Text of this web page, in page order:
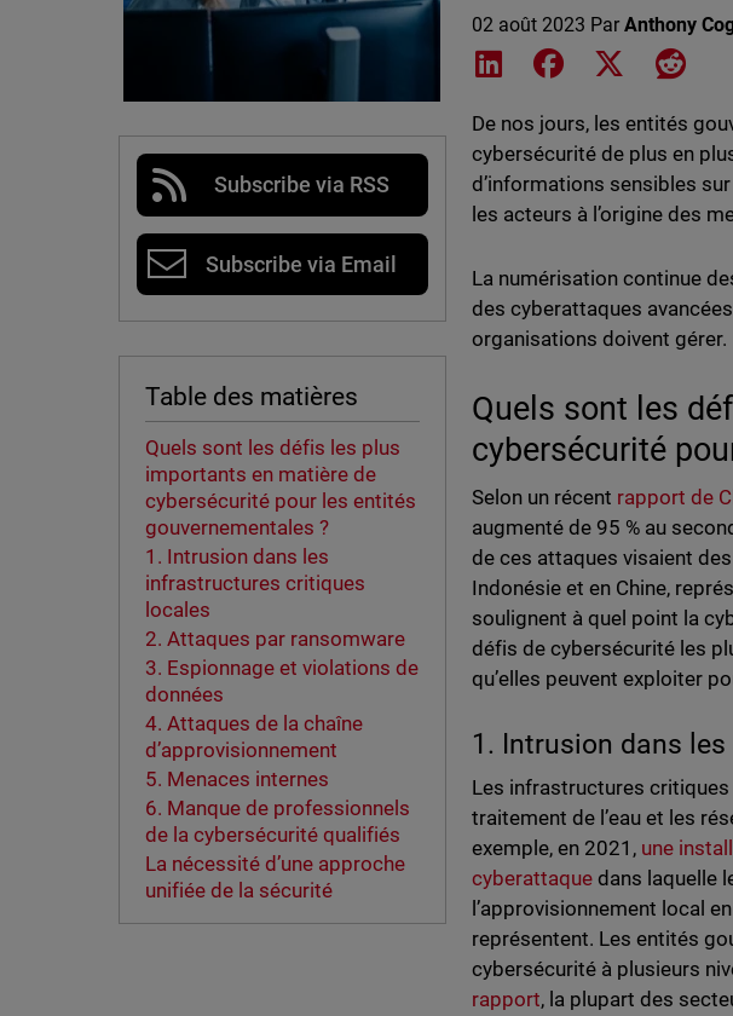
Subscribe via RSS
Subscribe via Email
Table des matières
Quels sont les défis les plus
importants en matière de
cybersécurité pour les entités
gouvernementales ?
1. Intrusion dans les
infrastructures critiques
locales
2. Attaques par ransomware
3. Espionnage et violations de
données
4. Attaques de la chaîne
d’approvisionnement
5. Menaces internes
6. Manque de professionnels
de la cybersécurité qualifiés
La nécessité d’une approche
unifiée de la sécurité
02 août 2023 ParAnthony
Share on LinkedIn
Share on Facebook
Share on X
De nos jours, les entités
cybersécurité de plus en
d’informations sensibles
les acteurs à l’origine des
La numérisation continue
des cyberattaques
organisations doivent gérer.
Quels sont les
cybersécurité
Selon un récent rapport de
augmenté de 95 % au
de ces attaques visaient
Indonésie et en Chine,
soulignent à quel point la
défis de cybersécurité les
qu’elles peuvent exploiter
1. Intrusion dans
Les infrastructures
traitement de l’eau et les
exemple, en 2021, une
cyberattaque dans laquelle
l’approvisionnement local
représentent. Les entités
cybersécurité à plusieurs
rapport, la plupart des